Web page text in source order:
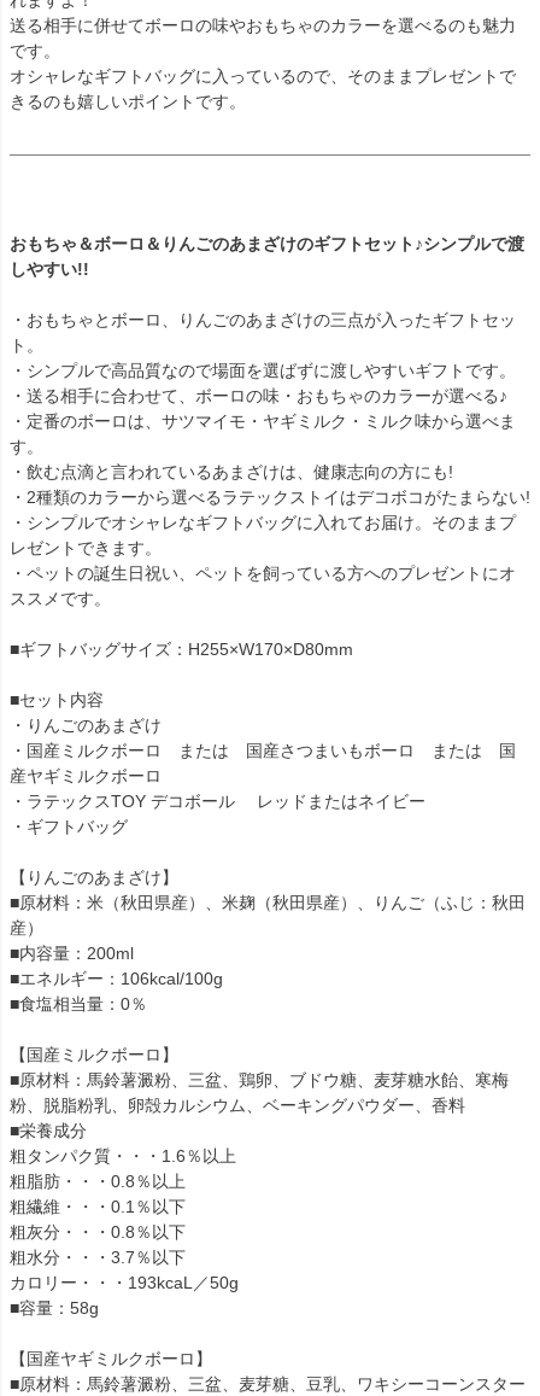
送る相手に併せてボーロの味やおもちゃのカラーを選べるのも魅力
です。
オシャレなギフトバッグに入っているので、そのままプレゼントで
きるのも嬉しいポイントです。
おもちゃ＆ボーロ＆りんごのあまざけのギフトセット♪シンプルで渡
しやすい!!
・おもちゃとボーロ、りんごのあまざけの三点が入ったギフトセッ
ト。
・シンプルで高品質なので場面を選ばずに渡しやすいギフトです。
・送る相手に合わせて、ボーロの味・おもちゃのカラーが選べる♪
・定番のボーロは、サツマイモ・ヤギミルク・ミルク味から選べま
す。
・飲む点滴と言われているあまざけは、健康志向の方にも!
・2種類のカラーから選べるラテックストイはデコボコがたまらない!
・シンプルでオシャレなギフトバッグに入れてお届け。そのままプ
レゼントできます。
・ペットの誕生日祝い、ペットを飼っている方へのプレゼントにオ
ススメです。
■ギフトバッグサイズ：H255×W170×D80mm
■セット内容
・りんごのあまざけ
・国産ミルクボーロ または 国産さつまいもボーロ または 国
産ヤギミルクボーロ
・ラテックスTOY デコボール レッドまたはネイビー
・ギフトバッグ
【りんごのあまざけ】
■原材料：米（秋田県産）、米麹（秋田県産）、りんご（ふじ：秋田
産）
■内容量：200ml
■エネルギー：106kcal/100g
■食塩相当量：0％
【国産ミルクボーロ】
■原材料：馬鈴薯澱粉、三盆、鶏卵、ブドウ糖、麦芽糖水飴、寒梅
粉、脱脂粉乳、卵殻カルシウム、ベーキングパウダー、香料
■栄養成分
粗タンパク質・・・1.6％以上
粗脂肪・・・0.8％以上
粗繊維・・・0.1％以下
粗灰分・・・0.8％以下
粗水分・・・3.7％以下
カロリー・・・193kcaL／50g
■容量：58g
【国産ヤギミルクボーロ】
■原材料：馬鈴薯澱粉、三盆、麦芽糖、豆乳、ワキシーコーンスター